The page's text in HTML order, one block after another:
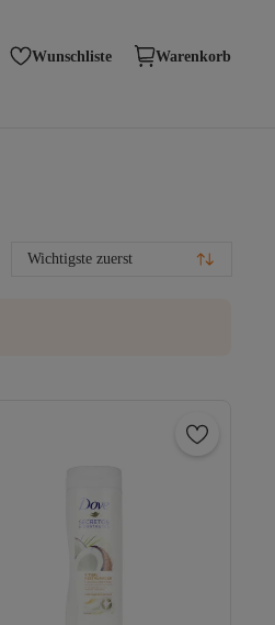
Wunschliste Warenkorb
Wichtigste zuerst